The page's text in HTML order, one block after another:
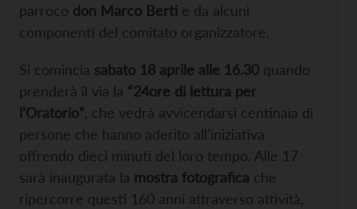
parroco don Marco Berti e da alcuni
componenti del comitato organizzatore.
Si comincia sabato 18 aprile alle 16.30 quando
prenderà il via la “24ore di lettura per
l’Oratorio” , che vedrà avvicendarsi centinaia di
persone che hanno aderito all’iniziativa
offrendo dieci minuti del loro tempo. Alle 17
sarà inaugurata la mostra fotografica che
ripercorre questi 160 anni attraverso attività,